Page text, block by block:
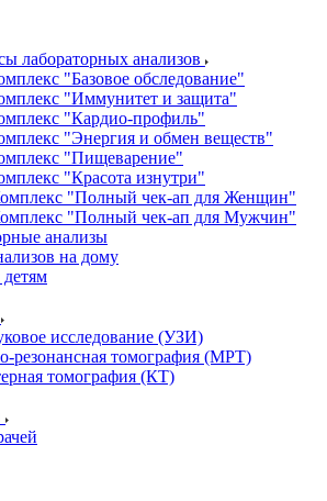
лабораторных анализов
"Базовое обследование"
"Иммунитет и защита"
"Кардио-профиль"
"Энергия и обмен веществ"
"Пищеварение"
"Красота изнутри"
"Полный чек-ап для Женщин"
"Полный чек-ап для Мужчин"
анализы
на дому
исследование (УЗИ)
резонансная томография (МРТ)
томография (КТ)